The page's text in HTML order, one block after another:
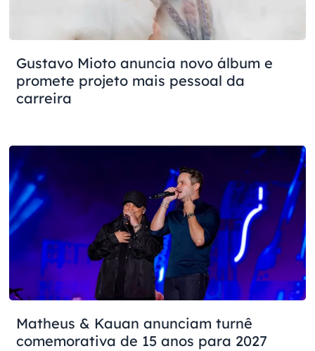
Gustavo Mioto anuncia novo álbum e
promete projeto mais pessoal da
carreira
Matheus & Kauan anunciam turnê
comemorativa de 15 anos para 2027